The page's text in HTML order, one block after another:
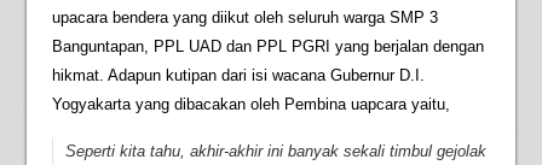
upacara bendera yang diikut oleh seluruh warga SMP 3
Banguntapan, PPL UAD dan PPL PGRI yang berjalan dengan
hikmat. Adapun kutipan dari isi wacana Gubernur D.I.
Yogyakarta yang dibacakan oleh Pembina uapcara yaitu,
Seperti kita tahu, akhir-akhir ini banyak sekali timbul gejolak